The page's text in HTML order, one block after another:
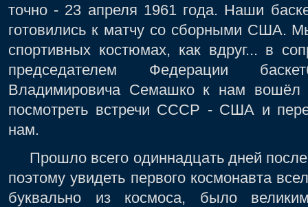
точно - 23 апреля 1961 года. Наши
готовились к матчу со сборными США.
спортивных костюмах, как вдруг... в
председателем Федерации
Владимировича Семашко к нам
посмотреть встречи СССР - США и
нам.
Прошло всего одиннадцать дней после
поэтому увидеть первого космонавта
буквально из космоса, было